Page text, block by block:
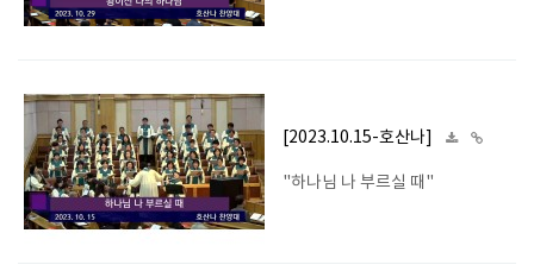
[2023.10.15-호산나]
"하나님 나 부르실 때"